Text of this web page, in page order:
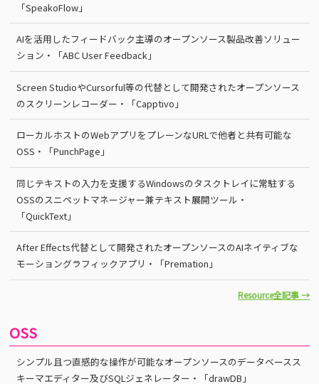
「SpeakoFlow」
AIを活用したフィードバック主導のオープンソース製品改善ソリュー
ション・「ABC User Feedback」
Screen StudioやCursorful等の代替として開発されたオープンソース
のスクリーンレコーダー・「Capptivo」
ローカルホストのWebアプリをプレーンなURLで他者と共有可能な
OSS・「PunchPage」
同じテキストの入力を支援するWindowsのタスクトレイに常駐する
OSSのスニペットマネージャー兼テキスト展開ツール・
「QuickText」
After Effects代替として開発されたオープンソースのAIネイティブな
モーショングラフィックアプリ・「Premation」
Resource全記事 →
OSS
シンプル且つ直感的な操作が可能なオープンソースのデータベースス
キーマエディター及びSQLジェネレーター・「drawDB」